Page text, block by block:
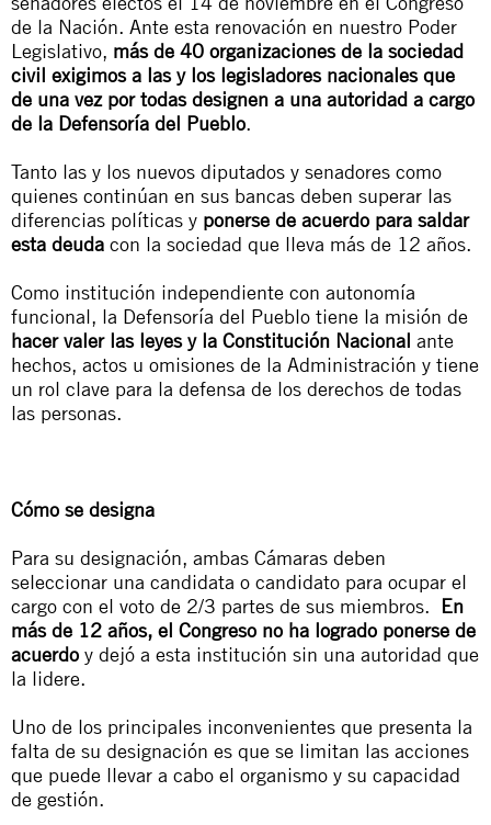
de la Nación. Ante esta renovación en nuestro Poder
Legislativo, más de 40 organizaciones de la sociedad
civil exigimos a las y los legisladores nacionales que
de una vez por todas designen a una autoridad a cargo
de la Defensoría del Pueblo.
Tanto las y los nuevos diputados y senadores como
quienes continúan en sus bancas deben superar las
diferencias políticas y ponerse de acuerdo para saldar
esta deuda con la sociedad que lleva más de 12 años.
Como institución independiente con autonomía
funcional, la Defensoría del Pueblo tiene la misión de
hacer valer las leyes y la Constitución Nacional ante
hechos, actos u omisiones de la Administración y tiene
un rol clave para la defensa de los derechos de todas
las personas.
Cómo se designa
Para su designación, ambas Cámaras deben
seleccionar una candidata o candidato para ocupar el
cargo con el voto de 2/3 partes de sus miembros. En
más de 12 años, el Congreso no ha logrado ponerse de
acuerdo y dejó a esta institución sin una autoridad que
la lidere.
Uno de los principales inconvenientes que presenta la
falta de su designación es que se limitan las acciones
que puede llevar a cabo el organismo y su capacidad
de gestión.